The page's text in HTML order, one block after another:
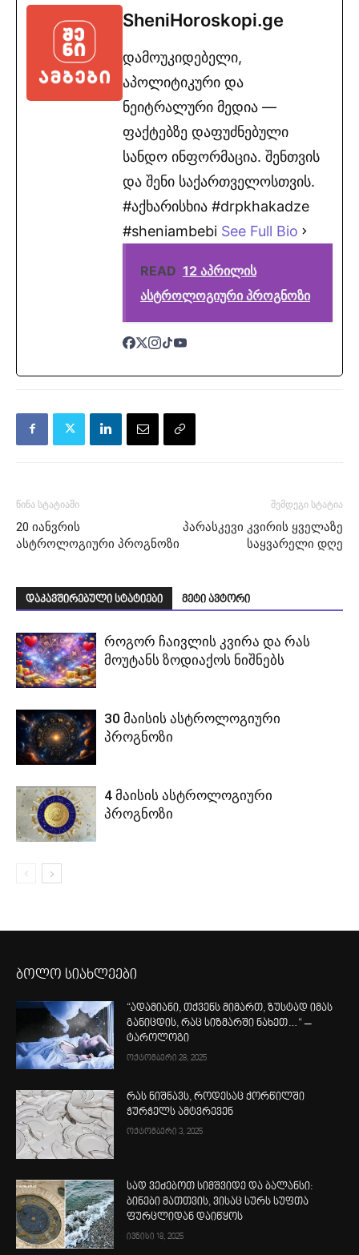
SheniHoroskopi.ge
დამოუკიდებელი,
აპოლიტიკური და
ნეიტრალური მედია —
ფაქტებზე დაფუძნებული
სანდო ინფორმაცია. შენთვის
და შენი საქართველოსთვის.
#აქხარისხია #drpkhakadze
#sheniambebi See Full Bio
READ 12 აპრილის
ასტროლოგიური პროგნოზი
წინა სტატიაში
20 იანვრის
ასტროლოგიური პროგნოზი
შემდეგი სტატია
პარასკევი კვირის ყველაზე
საყვარელი დღე
დაკავშირებული სტატიები მეტი ავტორი
როგორ ჩაივლის კვირა და რას
მოუტანს ზოდიაქოს ნიშნებს
30 მაისის ასტროლოგიური
პროგნოზი
4 მაისის ასტროლოგიური
პროგნოზი
ბოლო სიახლეები
“ადამიანი, თქვენს მიმართ, ზუსტად იმას
განიცდის, რაც სიზმარში ნახეთ…“ –
ტაროლოგი
ოქტომბერი 28, 2025
რას ნიშნავს, როდესაც ქორწილში
ჭურჭელს ამტვრევენ
ოქტომბერი 3, 2025
სად ვეძებოთ სიმშვიდე და ბალანსი:
ბინები მათთვის, ვისაც სურს სუფთა
ფურცლიდან დაიწყოს
ივნისი 18, 2025